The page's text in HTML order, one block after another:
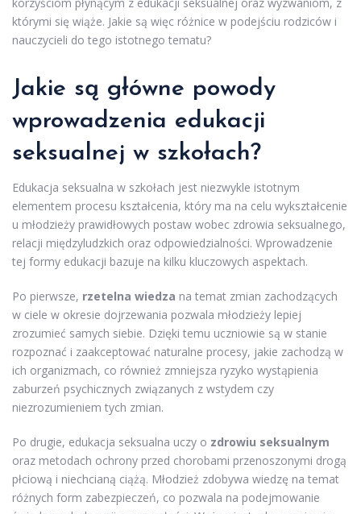
którymi się wiąże. Jakie są więc różnice w podejściu rodziców i
nauczycieli do tego istotnego tematu?
Jakie są główne powody
wprowadzenia edukacji
seksualnej w szkołach?
Edukacja seksualna w szkołach jest niezwykle istotnym
elementem procesu kształcenia, który ma na celu wykształcenie
u młodzieży prawidłowych postaw wobec zdrowia seksualnego,
relacji międzyludzkich oraz odpowiedzialności. Wprowadzenie
tej formy edukacji bazuje na kilku kluczowych aspektach.
Po pierwsze, rzetelna wiedza na temat zmian zachodzących
w ciele w okresie dojrzewania pozwala młodzieży lepiej
zrozumieć samych siebie. Dzięki temu uczniowie są w stanie
rozpoznać i zaakceptować naturalne procesy, jakie zachodzą w
ich organizmach, co również zmniejsza ryzyko wystąpienia
zaburzeń psychicznych związanych z wstydem czy
niezrozumieniem tych zmian.
Po drugie, edukacja seksualna uczy o zdrowiu seksualnym
oraz metodach ochrony przed chorobami przenoszonymi drogą
płciową i niechcianą ciążą. Młodzież zdobywa wiedzę na temat
różnych form zabezpieczeń, co pozwala na podejmowanie